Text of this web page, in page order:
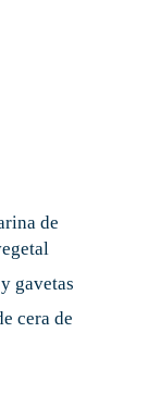
de
gavetas
cera de